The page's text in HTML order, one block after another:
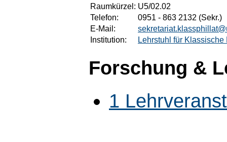
Raumkürzel: U5/02.02
Telefon:
0951 - 863 2132 (Sekr.)
E-Mail:
Institution:
Lehrstuhl für
Forschung &
1